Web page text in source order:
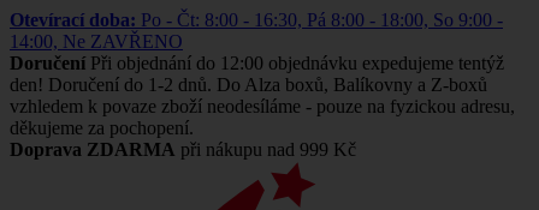
Otevírací doba: Po - Čt: 8:00 - 16:30, Pá 8:00 - 18:00, So 9:00 -
14:00, Ne ZAVŘENO
Doručení Při objednání do 12:00 objednávku expedujeme tentýž
den! Doručení do 1-2 dnů. Do Alza boxů, Balíkovny a Z-boxů
vzhledem k povaze zboží neodesíláme - pouze na fyzickou adresu,
děkujeme za pochopení.
Doprava ZDARMA při nákupu nad 999 Kč